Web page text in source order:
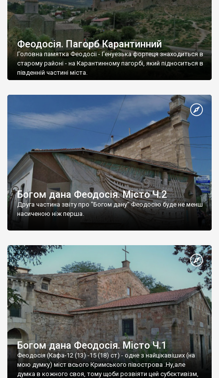
Феодосія. Пагорб Карантинний
Головна памятка Феодосії - Генуезька фортеця знаходиться в
старому районі - на Карантинному пагорбі, який підноситься в
південній частині міста.
Богом дана Феодосія. Місто Ч.2
Друга частина звіту про "Богом дану" Феодосію буде не менш
насиченою ніж перша.
Богом дана Феодосія. Місто Ч.1
Феодосія (Кафа-12 (13) -15 (18) ст) - одне з найцікавіших (на
мою думку) міст всього Кримського півострова .Ну,але
думка в кожного своя, тому щоби розвіяти цей субєктивізм,